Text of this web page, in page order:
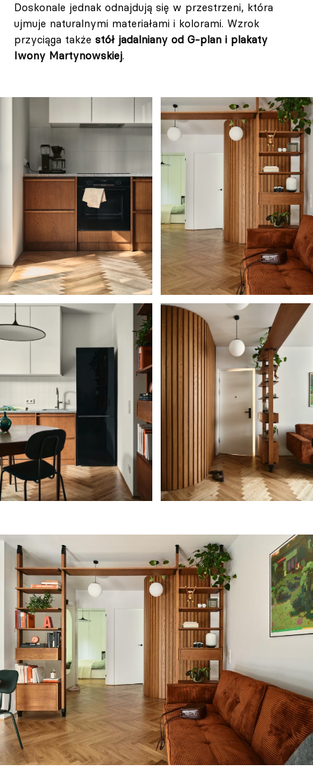
Doskonale jednak odnajdują się w przestrzeni, która
ujmuje naturalnymi materiałami i kolorami. Wzrok
przyciąga także stół jadalniany od G-plan i plakaty
Iwony Martynowskiej.